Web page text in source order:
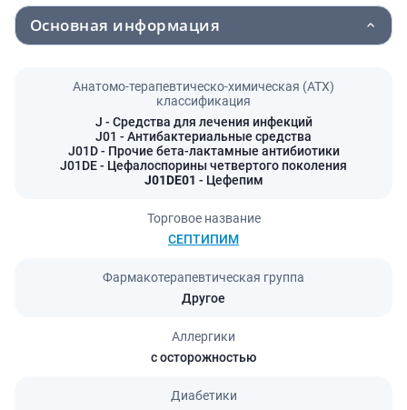
Основная информация
Анатомо-терапевтическо-химическая (АТХ)
классификация
J - Средства для лечения инфекций
J01 - Антибактериальные средства
J01D- Прочие бета-лактамные антибиотики
J01DE- Цефалоспорины четвертого поколения
J01DE01 - Цефепим
Торговое название
СЕПТИПИМ
Фармакотерапевтическая группа
Другое
Аллергики
с осторожностью
Диабетики